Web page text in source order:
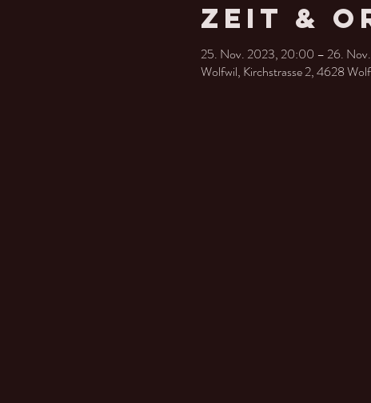
Zeit &
25. Nov. 2023, 20:00 – 26.
Wolfwil, Kirchstrasse 2, 4628